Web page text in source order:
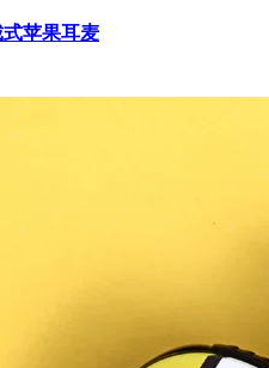
式苹果耳麦